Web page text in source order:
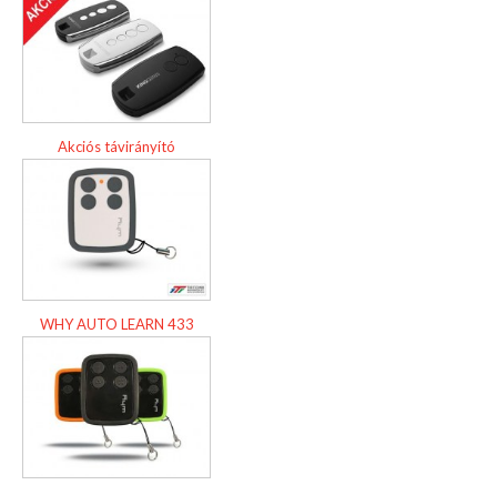
Akciós távirányító
WHY AUTO LEARN 433